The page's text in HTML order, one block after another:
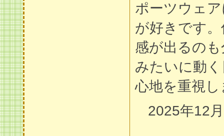
ポーツウェ
が好きです
感が出るの
みたいに動
心地を重視し
2025年12